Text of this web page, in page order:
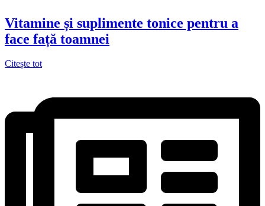
Vitamine și suplimente tonice pentru a
face față toamnei
Citește tot